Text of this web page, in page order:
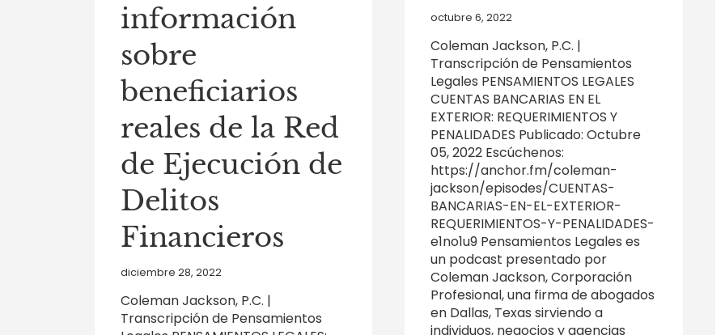
información
sobre
beneficiarios
reales de la Red
de Ejecución de
Delitos
Financieros
diciembre 28, 2022
Coleman Jackson, P.C. |
Transcripción de Pensamientos
octubre 6, 2022
Coleman Jackson, P.C. |
Transcripción de Pensamientos
Legales PENSAMIENTOS LEGALES
CUENTAS BANCARIAS EN EL
EXTERIOR: REQUERIMIENTOS Y
PENALIDADES Publicado: Octubre
05, 2022 Escúchenos:
https://anchor.fm/coleman-
jackson/episodes/CUENTAS-
BANCARIAS-EN-EL-EXTERIOR-
REQUERIMIENTOS-Y-PENALIDADES-
e1no1u9 Pensamientos Legales es
un podcast presentado por
Coleman Jackson, Corporación
Profesional, una firma de abogados
en Dallas, Texas sirviendo a
individuos, negocios y agencias